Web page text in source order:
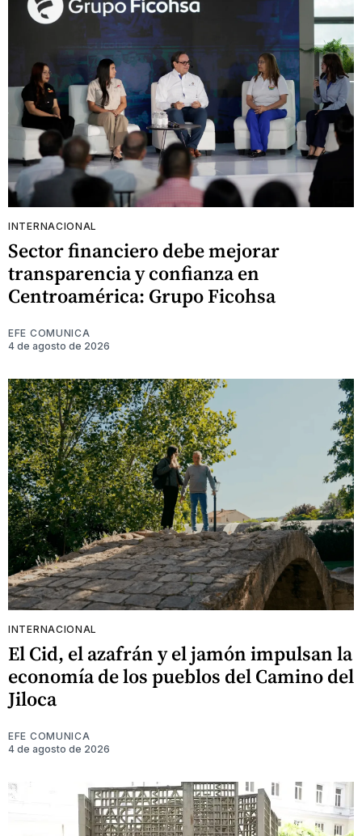
INTERNACIONAL
Sector financiero debe mejorar
transparencia y confianza en
Centroamérica: Grupo Ficohsa
EFE COMUNICA
4 de agosto de 2026
INTERNACIONAL
El Cid, el azafrán y el jamón impulsan la
economía de los pueblos del Camino del
Jiloca
EFE COMUNICA
4 de agosto de 2026